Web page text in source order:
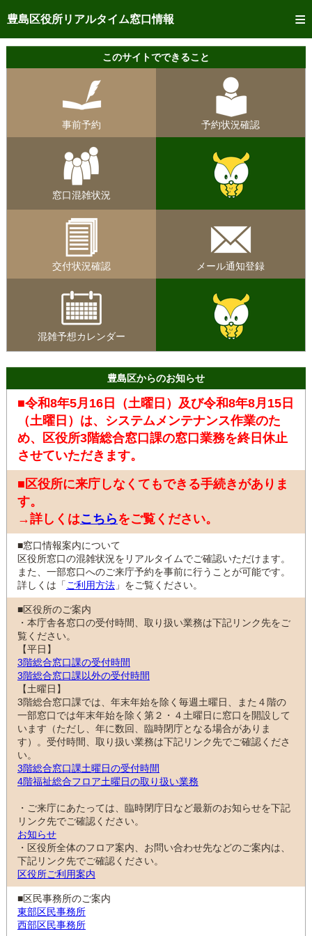
豊島区役所リアルタイム窓口情報
トップページへ
ご利用方法
予約状況確認
リアルタイム
混雑予想カレンダー
このサイトでできること
事前予約 予約状況確認
窓口混雑状況
交付状況確認 メール通知登録
混雑予想カレンダー
豊島区からのお知らせ
■令和8年5月16日（土曜日）及び令和8年8月15日
（土曜日）は、システムメンテナンス作業のた
め、区役所3階総合窓口課の窓口業務を終日休止
させていただきます。
■区役所に来庁しなくてもできる手続きがありま
す。
→詳しくはこちらをご覧ください。
■窓口情報案内について
区役所窓口の混雑状況をリアルタイムでご確認いただけます。
また、一部窓口へのご来庁予約を事前に行うことが可能です。
詳しくは「 ご利用方法 」をご覧ください。
■区役所のご案内
・本庁舎各窓口の受付時間、取り扱い業務は下記リンク先をご
覧ください。
【平日】
3階総合窓口課の受付時間
3階総合窓口課以外の受付時間
【土曜日】
3階総合窓口課では、年末年始を除く毎週土曜日、また４階の
一部窓口では年末年始を除く第２・４土曜日に窓口を開設して
います（ただし、年に数回、臨時閉庁となる場合がありま
す）。受付時間、取り扱い業務は下記リンク先でご確認くださ
い。
3階総合窓口課土曜日の受付時間
4階福祉総合フロア土曜日の取り扱い業務
・ご来庁にあたっては、臨時閉庁日など最新のお知らせを下記
リンク先でご確認ください。
お知らせ
・区役所全体のフロア案内、お問い合わせ先などのご案内は、
下記リンク先でご確認ください。
区役所ご利用案内
■区民事務所のご案内
東部区民事務所
西部区民事務所